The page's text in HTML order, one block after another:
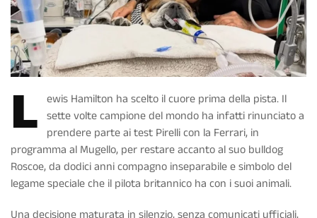
L ewis Hamilton ha scelto il cuore prima della pista. Il
sette volte campione del mondo ha infatti rinunciato a
prendere parte ai test Pirelli con la Ferrari, in
programma al Mugello, per restare accanto al suo bulldog
Roscoe, da dodici anni compagno inseparabile e simbolo del
legame speciale che il pilota britannico ha con i suoi animali.